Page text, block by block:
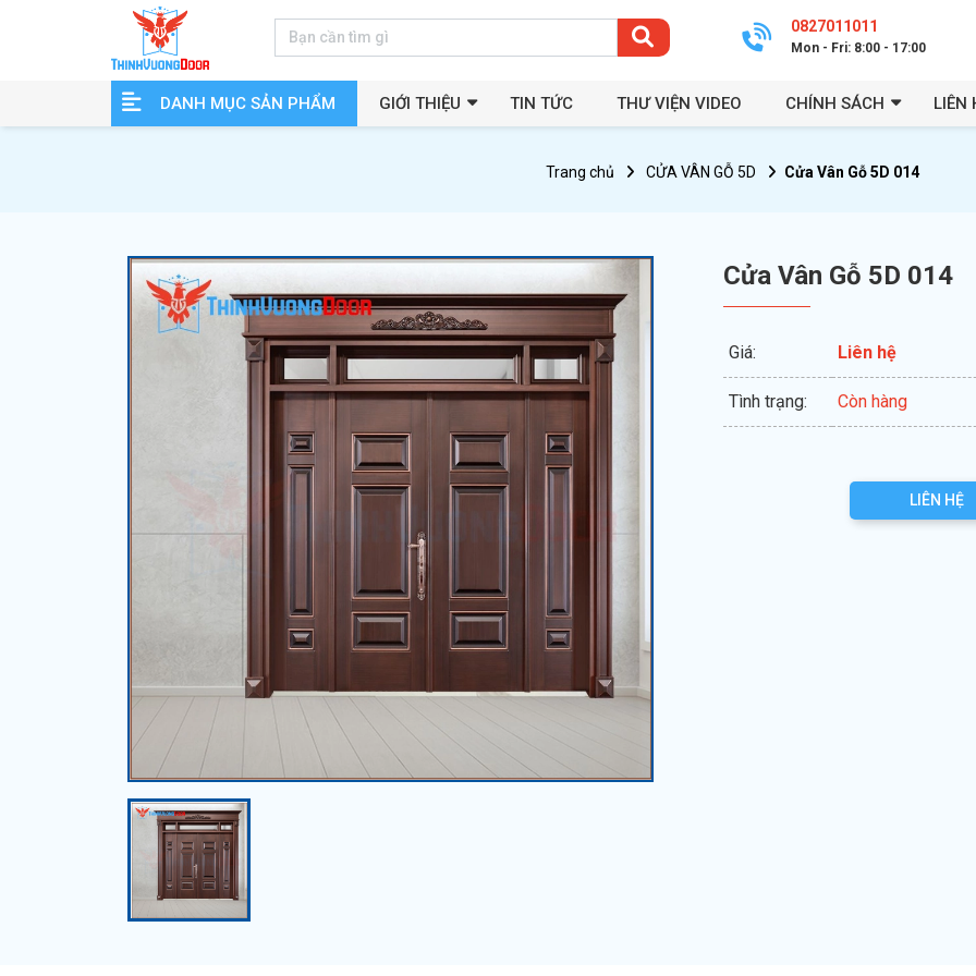
0827011011
Mon - Fri: 8:00 - 17:00
DANH MỤC SẢN PHẨM GIỚI THIỆU TIN TỨC THƯ VIỆN VIDEO CHÍNH SÁCH LIÊN
Trang chủ CỬA VÂN GỖ 5D Cửa Vân Gỗ 5D 014
Cửa Vân Gỗ 5D 014
Giá: Liên hệ
Tình trạng: Còn hàng
LIÊN HỆ